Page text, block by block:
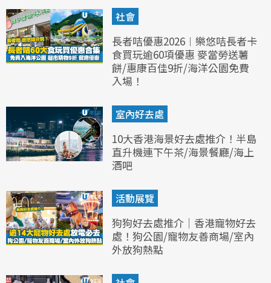
社會
長者咭優惠2026︱樂悠咭長者卡
食買玩逾60項優惠 麥當勞送薯
餅/惠康百佳9折/海洋公園免費
入場！
室內好去處
10大香港海景好去處推介！半島
直升機連下午茶/海景餐廳/海上
酒吧
活動展覽
狗狗好去處推介｜香港寵物好去
處！狗公園/寵物友善商場/室內
外放狗熱點